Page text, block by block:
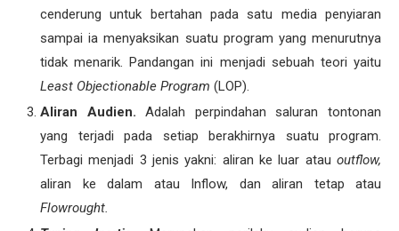
cenderung untuk bertahan pada satu media penyiaran
sampai ia menyaksikan suatu program yang menurutnya
tidak menarik. Pandangan ini menjadi sebuah teori yaitu
Least Objectionable Program (LOP).
Aliran Audien. Adalah perpindahan saluran tontonan
yang terjadi pada setiap berakhirnya suatu program.
Terbagi menjadi 3 jenis yakni: aliran ke luar atau outflow,
aliran ke dalam atau Inflow, dan aliran tetap atau
Flowrought.